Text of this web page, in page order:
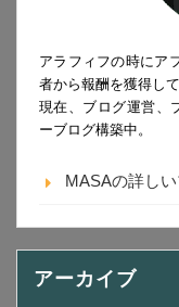
アラフィフの時にア
者から報酬を獲得し
現在、ブログ運営、
ーブログ構築中。
MASAの詳し
アーカイブ